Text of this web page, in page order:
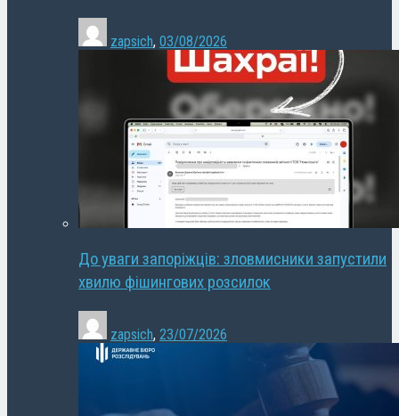
zapsich, 03/08/2026
До уваги запоріжців: зловмисники запустили
хвилю фішингових розсилок
zapsich, 23/07/2026